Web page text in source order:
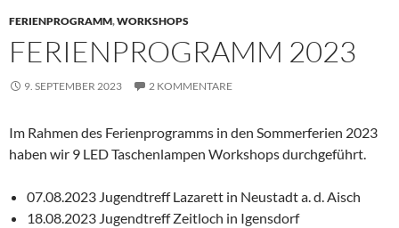
FERIENPROGRAMM,WORKSHOPS
FERIENPROGRAMM 2023
9. SEPTEMBER 2023 2 KOMMENTARE
Im Rahmen des Ferienprogramms in den Sommerferien 2023
haben wir 9 LED Taschenlampen Workshops durchgeführt.
07.08.2023 Jugendtreff Lazarett in Neustadt a. d. Aisch
18.08.2023 Jugendtreff Zeitloch in Igensdorf